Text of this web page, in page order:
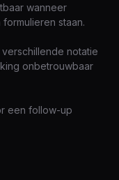
wanneer
staan.
notatie
onbetrouwbaar
een follow-up